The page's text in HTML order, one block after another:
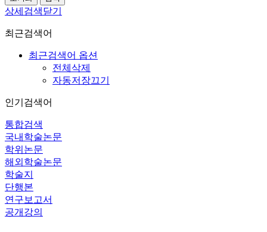
상세검색닫기
최근검색어
최근검색어 옵션
전체삭제
자동저장끄기
인기검색어
통합검색
국내학술논문
학위논문
해외학술논문
학술지
단행본
연구보고서
공개강의